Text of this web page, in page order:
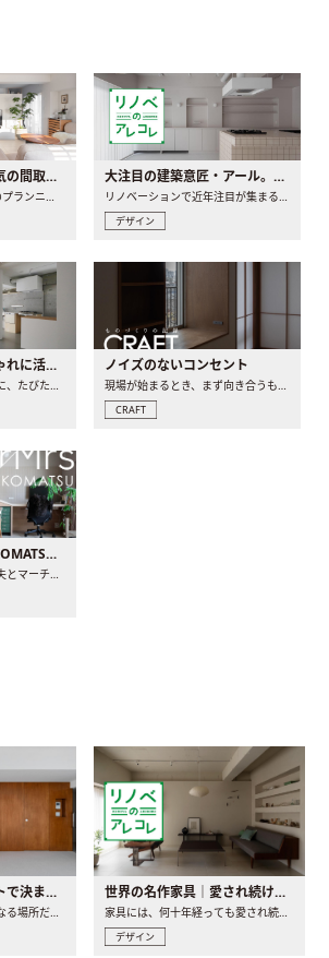
リノベーションで人気の間取りとは？トレンドの間取りと実例を徹底解説 大注目の建築意匠・アール。人気の理由と空間に取り入れるポイント
デザイン
動かせない柱はおしゃれに活用！柱を魅せるリノベーション(リノベ)4選 ノイズのないコンセント
CRAFT
INDEX｜Mr.&Mrs. KOMATSU renovation diary
キッチンはレイアウトで決まる。後悔しないための考え方と選び方
キッチンは生活の中心となる場所だからこそ、家の中のどこに置..
世界の名作家具｜愛され続ける理由と一生モノとの出会い方
家具には、何十年経っても愛され続ける「名作」と呼ばれるもの..
デザイン